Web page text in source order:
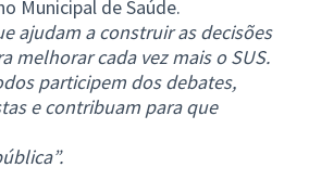
Municipal de Saúde.
ajudam a construir as decisões
melhorar cada vez mais o SUS.
participem dos debates,
e contribuam para que